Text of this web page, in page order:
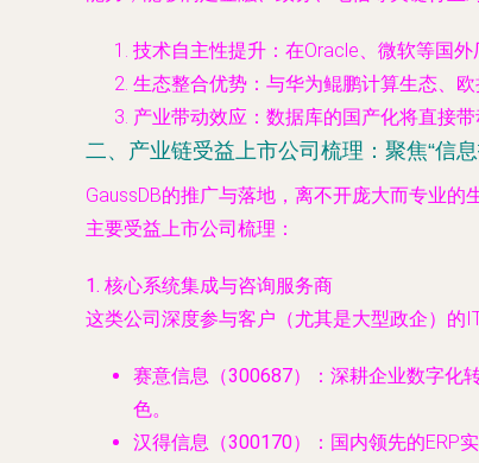
技术自主性提升 ：在Oracle、微软等国
生态整合优势 ：与华为鲲鹏计算生态、
产业带动效应 ：数据库的国产化将直接
二、产业链受益上市公司梳理：聚焦“信
GaussDB的推广与落地，离不开庞大而专业的
主要受益上市公司梳理：
1. 核心系统集成与咨询服务商
这类公司深度参与客户（尤其是大型政企）的
赛意信息（300687）
：深耕企业数字化
色。
汉得信息（300170）
：国内领先的ERP